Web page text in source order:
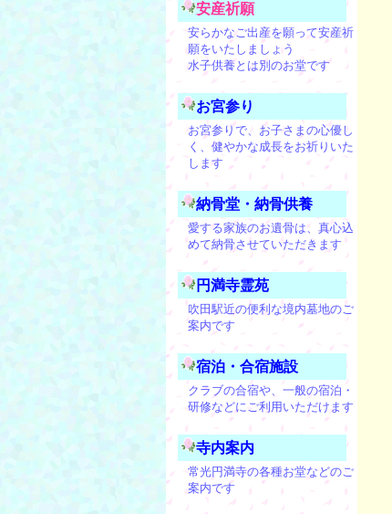
安産祈願
安らかなご出産を願って安産祈
願をいたしましょう
水子供養とは別のお堂です
お宮参り
お宮参りで、お子さまの心優し
く、健やかな成長をお祈りいた
します
納骨堂・納骨供養
愛する家族のお遺骨は、真心込
めて納骨させていただきます
円満寺霊苑
吹田駅近の便利な境内墓地のご
案内です
宿泊・合宿施設
クラブの合宿や、一般の宿泊・
研修などにご利用いただけます
寺内案内
常光円満寺の各種お堂などのご
案内です